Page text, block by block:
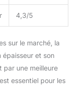
qui peut
de
4,3/5
sur le marché, la
épaisseur et son
par une meilleure
essentiel pour les